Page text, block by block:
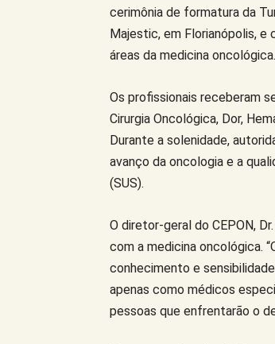
cerimônia de formatura da
Majestic, em Florianópolis, e
áreas da medicina oncológica.
Os profissionais receberam
Cirurgia Oncológica, Dor,
Durante a solenidade,
avanço da oncologia e a
(SUS).
O diretor-geral do CEPON,
com a medicina oncológica.
conhecimento e
apenas como médicos
pessoas que enfrentarão o